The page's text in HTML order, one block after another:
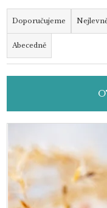
Ř
a
z
e
n
r
o
u
k
t
ů
Doporučujeme
Abecedně
ý
i
p